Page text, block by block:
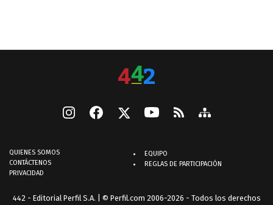
QUIENES SOMOS
CONTÁCTENOS
PRIVACIDAD
EQUIPO
REGLAS DE PARTICIPACIÓN
442 - Editorial Perfil S.A. | © Perfil.com 2006-2026 - Todos los derechos